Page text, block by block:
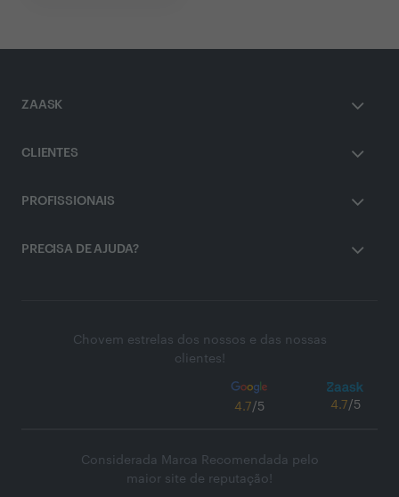
ZAASK
CLIENTES
PROFISSIONAIS
PRECISA DE AJUDA?
Chovem estrelas dos nossos e das nossas
clientes!
4.7/5 4.7/5
Considerada Marca Recomendada pelo
maior site de reputação!